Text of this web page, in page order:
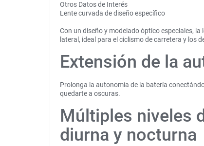
Otros Datos de Interés
Lente curvada de diseño específico
Con un diseño y modelado óptico especiales,
lateral, ideal para el ciclismo de carretera y los
Extensión de la
Prolonga la autonomía de la batería
quedarte a oscuras.
Múltiples niveles
diurna y nocturna